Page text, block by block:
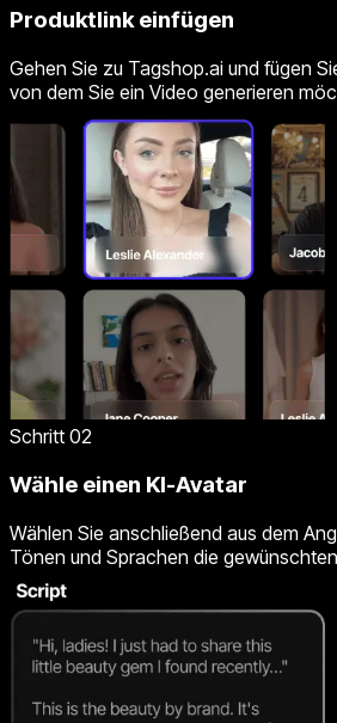
Produktlink einfügen
Gehen Sie zu Tagshop.ai und fügen
von dem Sie ein Video generieren
Schritt 02
Wähle einen KI-Avatar
Wählen Sie anschließend aus dem
Tönen und Sprachen die